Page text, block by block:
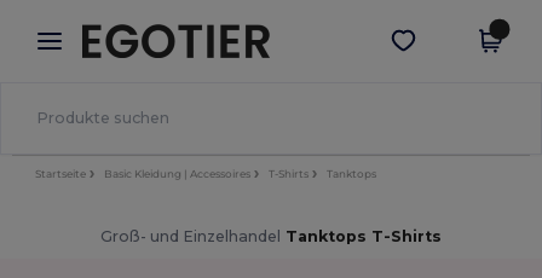
× Egotier App
Bessere Preise in der App!
App holen
Startseite Basic Kleidung | Accessoires T-Shirts Tanktops
Groß- und Einzelhandel Tanktops T-Shirts